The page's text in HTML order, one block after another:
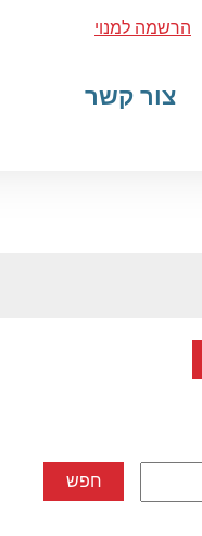
הרשמה למנוי
צור קשר